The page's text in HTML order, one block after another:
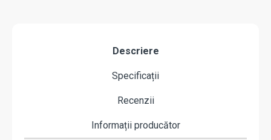
Descriere
Specificații
Recenzii
Informații producător